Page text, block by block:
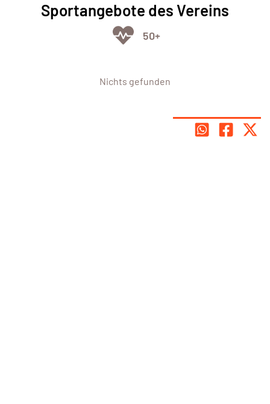
Sportangebote des Vereins
50+
Nichts gefunden